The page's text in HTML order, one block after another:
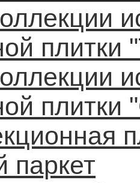
плитки
плитки
паркет